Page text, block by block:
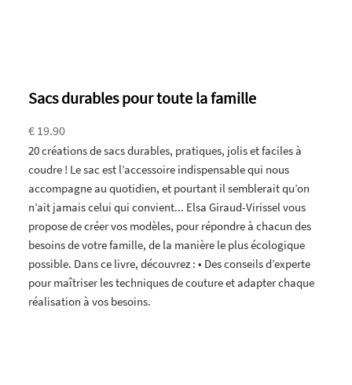
Sacs durables pour toute la famille
€ 19.90
20 créations de sacs durables, pratiques, jolis et faciles à
coudre ! Le sac est l’accessoire indispensable qui nous
accompagne au quotidien, et pourtant il semblerait qu’on
n’ait jamais celui qui convient... Elsa Giraud-Virissel vous
propose de créer vos modèles, pour répondre à chacun des
besoins de votre famille, de la manière le plus écologique
possible. Dans ce livre, découvrez : • Des conseils d’experte
pour maîtriser les techniques de couture et adapter chaque
réalisation à vos besoins.